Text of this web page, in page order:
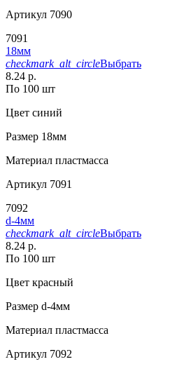
Артикул 7090
7091
18мм
checkmark_alt_circleВыбрать
8.24 р.
По 100 шт
Цвет синий
Размер 18мм
Материал пластмасса
Артикул 7091
7092
d-4мм
checkmark_alt_circleВыбрать
8.24 р.
По 100 шт
Цвет красный
Размер d-4мм
Материал пластмасса
Артикул 7092